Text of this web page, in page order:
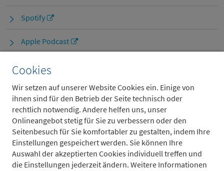
Cookies
Wir setzen auf unserer Website Cookies ein. Einige von
ihnen sind für den Betrieb der Seite technisch oder
rechtlich notwendig. Andere helfen uns, unser
Onlineangebot stetig für Sie zu verbessern oder den
Seitenbesuch für Sie komfortabler zu gestalten, indem Ihre
Einstellungen gespeichert werden. Sie können Ihre
Auswahl der akzeptierten Cookies individuell treffen und
die Einstellungen jederzeit ändern. Weitere Informationen
Spotify
Apple Podcast
Metzler-Geschichte im Video
Beliebte Gastgeberin und erfolgreiche Briefschreiberin – das
war Emma Metzler. Sie brachte in ihrem Salon die Frankfurter
Gesellschaft zusammen. Und nicht nur die Frankfurter
Gesellschaft, als Sitz des Deutschen Bunds war Frankfurt das
politische Zentrum Deutschlands. Und so waren auch die